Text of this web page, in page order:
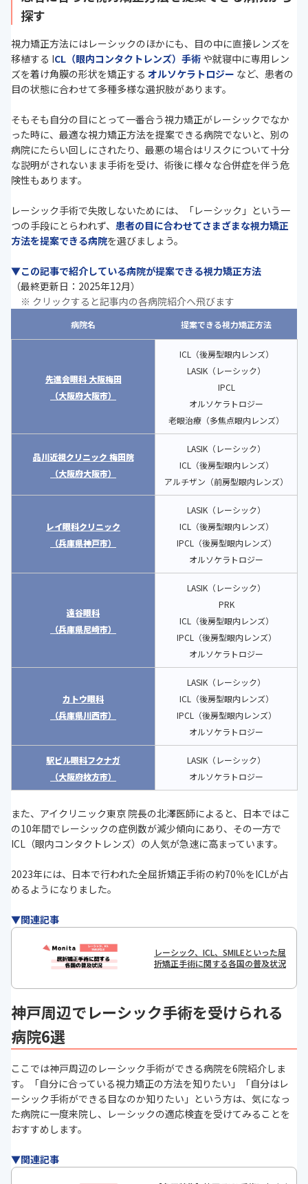
探す
視力矯正方法にはレーシックのほかにも、目の中に直接レンズを
移植する ICL（眼内コンタクトレンズ）手術 や就寝中に専用レン
ズを着け角膜の形状を矯正する オルソケラトロジー など、患者の
目の状態に合わせて多種多様な選択肢があります。
そもそも自分の目にとって一番合う視力矯正がレーシックでなか
った時に、最適な視力矯正方法を提案できる病院でないと、別の
病院にたらい回しにされたり、最悪の場合はリスクについて十分
な説明がされないまま手術を受け、術後に様々な合併症を伴う危
険性もあります。
レーシック手術で失敗しないためには、「レーシック」という一
つの手段にとらわれず、 患者の目に合わせてさまざまな視力矯正
方法を提案できる病院を選びましょう。
▼この記事で紹介している病院が提案できる視力矯正方法
（最終更新日：2025年12月）
※ クリックすると記事内の各病院紹介へ飛びます
病院名 提案できる視力矯正方法
先進会眼科 大阪梅田
（大阪府大阪市）
ICL（後房型眼内レンズ）
LASIK（レーシック）
IPCL
オルソケラトロジー
老眼治療（多焦点眼内レンズ）
品川近視クリニック 梅田院
（大阪府大阪市）
LASIK（レーシック）
ICL（後房型眼内レンズ）
アルチザン（前房型眼内レンズ）
レイ眼科クリニック
（兵庫県神戸市）
LASIK（レーシック）
ICL（後房型眼内レンズ）
IPCL（後房型眼内レンズ）
オルソケラトロジー
遠谷眼科
（兵庫県尼崎市）
LASIK（レーシック）
PRK
ICL（後房型眼内レンズ）
IPCL（後房型眼内レンズ）
オルソケラトロジー
カトウ眼科
（兵庫県川西市）
LASIK（レーシック）
ICL（後房型眼内レンズ）
IPCL（後房型眼内レンズ）
オルソケラトロジー
駅ビル眼科フクナガ
（大阪府枚方市）
LASIK（レーシック）
オルソケラトロジー
また、アイクリニック東京 院長の北澤医師によると、日本ではこ
の10年間でレーシックの症例数が減少傾向にあり、その一方で
ICL（眼内コンタクトレンズ）の人気が急速に高まっています。
2023年には、日本で行われた全屈折矯正手術の約70％をICLが占
めるようになりました。
▼関連記事
レーシック、ICL、SMILEといった屈
折矯正手術に関する各国の普及状況
神戸周辺でレーシック手術を受けられる
病院6選
ここでは神戸周辺のレーシック手術ができる病院を6院紹介しま
す。「自分に合っている視力矯正の方法を知りたい」「自分はレ
ーシック手術ができる目なのか知りたい」という方は、気になっ
た病院に一度来院し、レーシックの適応検査を受けてみることを
おすすめします。
▼関連記事